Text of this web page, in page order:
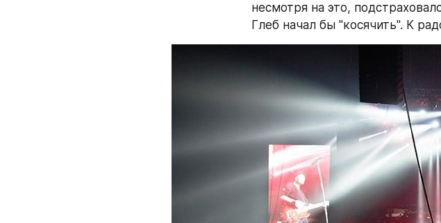
несмотря на это,
Глеб начал бы "косячить". К